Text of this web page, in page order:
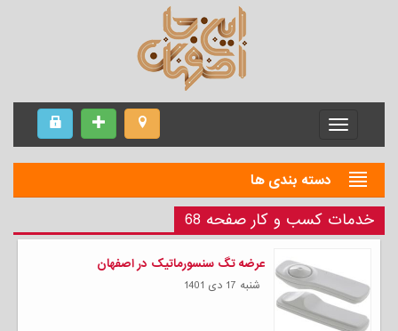
Menu
دسته بندی ها
خدمات کسب و کار صفحه 68
عرضه تگ سنسورماتیک در اصفهان
شنبه 17 دی 1401